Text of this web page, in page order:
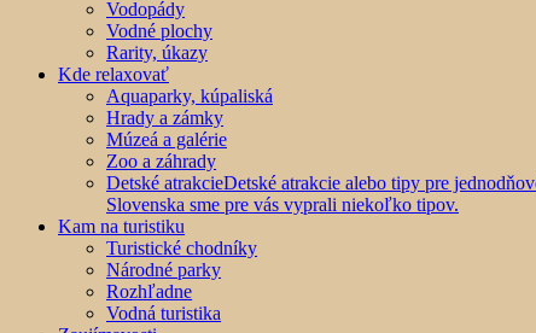
Vodopády
Vodné plochy
Rarity, úkazy
Kde relaxovať
Aquaparky, kúpaliská
Hrady a zámky
Múzeá a galérie
Zoo a záhrady
Detské atrakcieDetské atrakcie alebo tipy pre
Slovenska sme pre vás vyprali niekoľko tipov.
Kam na turistiku
Turistické chodníky
Národné parky
Rozhľadne
Vodná turistika